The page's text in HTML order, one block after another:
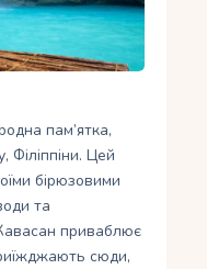
пам’ятка,
Філіппіни. Цей
бірюзовими
та
приваблює
сюди,